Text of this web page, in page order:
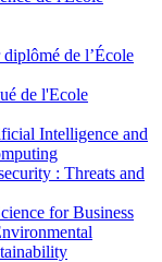
de l’École
de l'Ecole
Intelligence and
: Threats and
for Business